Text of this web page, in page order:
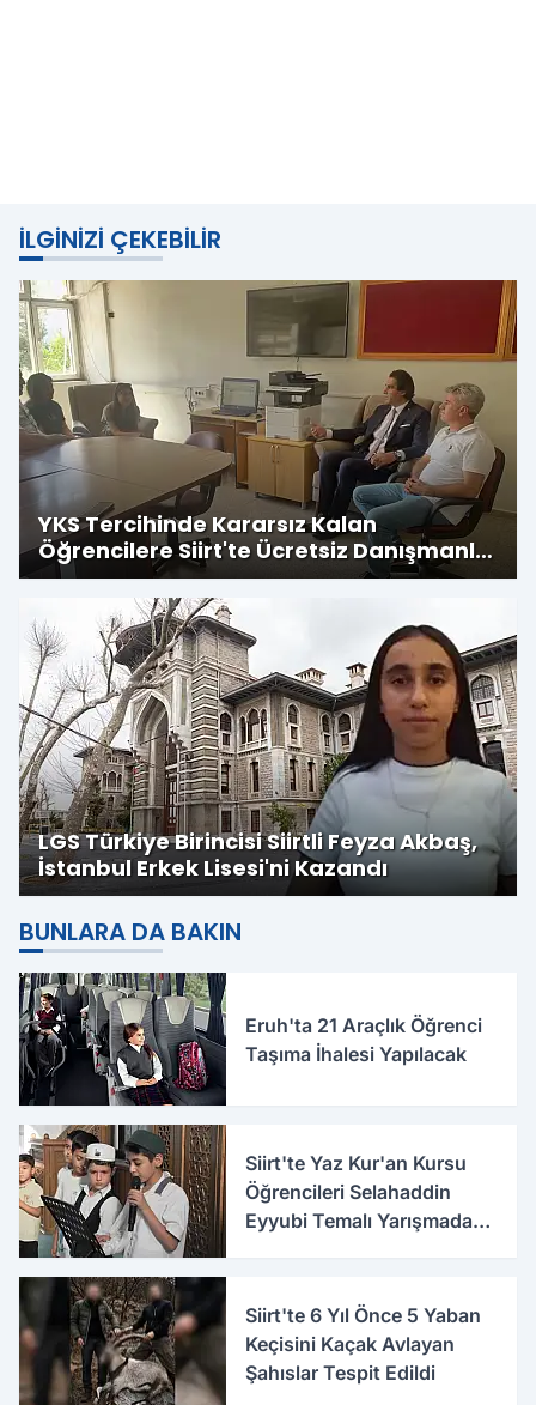
İLGINIZI ÇEKEBILIR
YKS Tercihinde Kararsız Kalan
Öğrencilere Siirt'te Ücretsiz Danışmanlık
Desteği Veriliyor
LGS Türkiye Birincisi Siirtli Feyza Akbaş,
İstanbul Erkek Lisesi'ni Kazandı
BUNLARA DA BAKIN
Eruh'ta 21 Araçlık Öğrenci
Taşıma İhalesi Yapılacak
Siirt'te Yaz Kur'an Kursu
Öğrencileri Selahaddin
Eyyubi Temalı Yarışmada
Siirt'te 6 Yıl Önce 5 Yaban
Keçisini Kaçak Avlayan
Şahıslar Tespit Edildi